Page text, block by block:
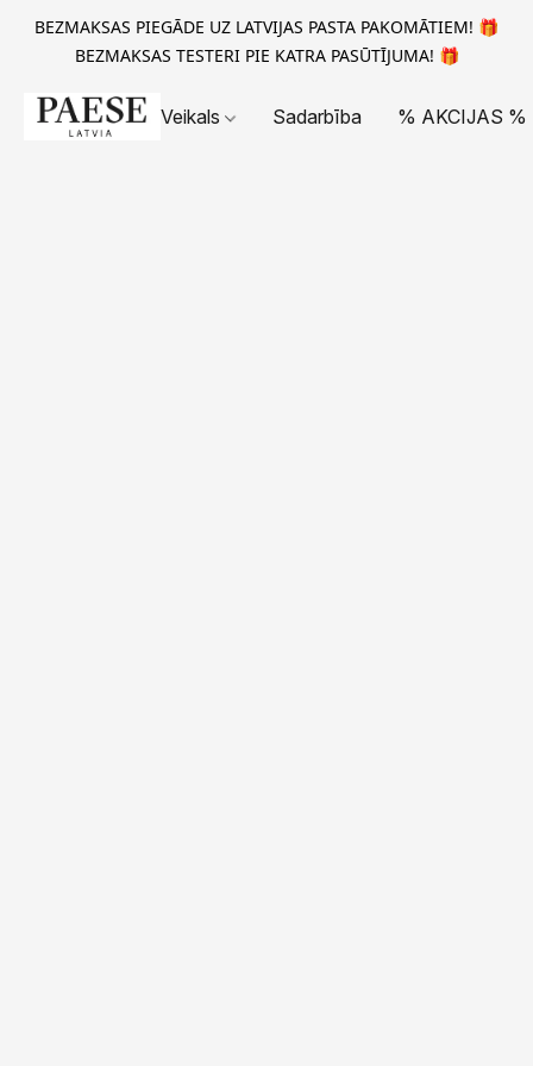
BEZMAKSAS PIEGĀDE UZ LATVIJAS PASTA PAKOMĀTIEM! 🎁
BEZMAKSAS TESTERI PIE KATRA PASŪTĪJUMA! 🎁
Veikals Sadarbība % AKCIJAS %